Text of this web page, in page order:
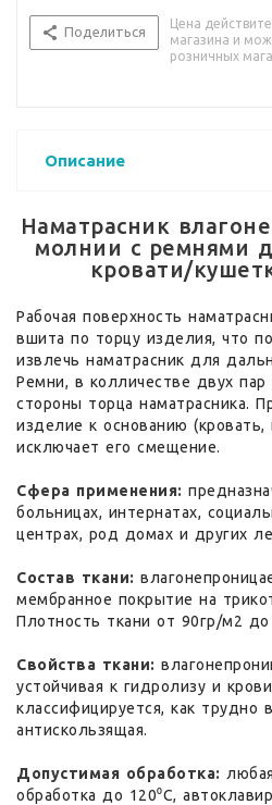
Поделиться
Цена
магазина и
розничных
Описание
Наматрасник
молнии с ремнями
кровати/
Рабочая поверхность
вшита по торцу изделия, что
извлечь наматрасник для
Ремни, в колличестве двух
стороны торца наматрасника.
изделие к основанию (кровать,
исключает его смещение.
Сфера применения:
больницах, интернатах,
центрах, род домах и других
Состав ткани:
мембранное покрытие на
Плотность ткани от 90гр/м2 до
Свойства ткани:
устойчивая к гидролизу и
классифицируется, как трудно
антискользящая.
Допустимая обработка:
обработка до 120⁰С,